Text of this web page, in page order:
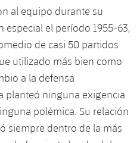
al equipo durante su
especial el período 1955-63,
de casi 50 partidos
utilizado más bien como
a la defensa
planteó ninguna exigencia
polémica. Su relación
siempre dentro de la más